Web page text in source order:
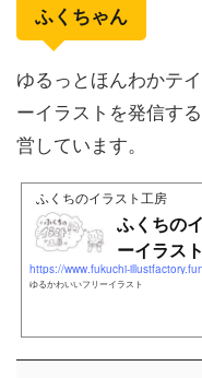
ふくちゃん
ゆるっとほんわかテ
ーイラストを発信す
営しています。
ふくちのイラスト工房
ふくちの
ーイラスト
https://www.fukuchi-illustfactory.fun
ゆるかわいいフリーイラスト